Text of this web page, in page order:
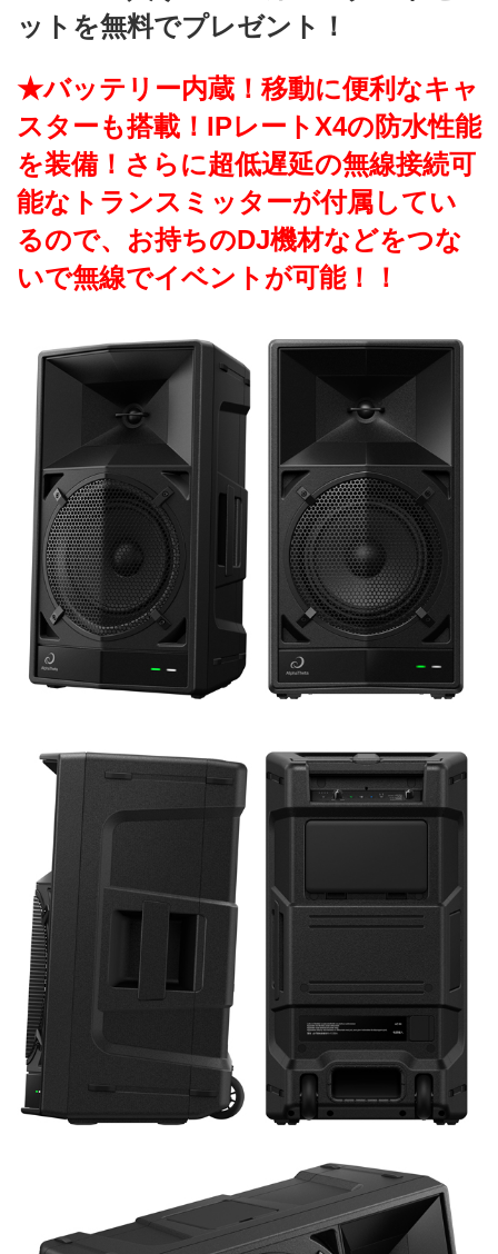
ットを無料でプレゼント！
★バッテリー内蔵！移動に便利なキャ
スターも搭載！IPレートX4の防水性能
を装備！さらに超低遅延の無線接続可
能なトランスミッターが付属してい
るので、お持ちのDJ機材などをつな
いで無線でイベントが可能！！